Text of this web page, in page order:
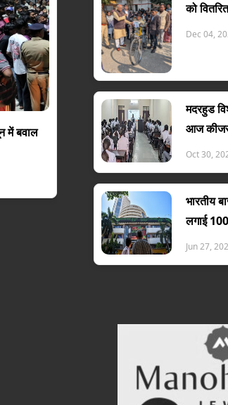
में बवाल गोल्ड के खेल से टेंशन में ट्रंप
News First Today
को
Dec 04,
मदरहुड
आज
Oct 30,
भारतीय
लगाई
25500 के
Jun 27,